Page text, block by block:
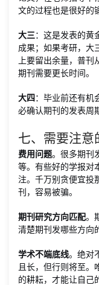
文的过程也是很好的
大三：这是发表的黄
成果；如果考研，大
上要留出余量，普
期刊需要更长时间。
大四：毕业前还有机
必确认期刊的发表周
七、需要注意
费用问题。很多期刊
等。有些好的学报对
注。千万别贪便宜投
刊，容易被骗。
期刊研究方向匹配。
清楚期刊发哪些方向
学术不端底线。绝对
且长，但行则将至。
的耕耘，才能让自己